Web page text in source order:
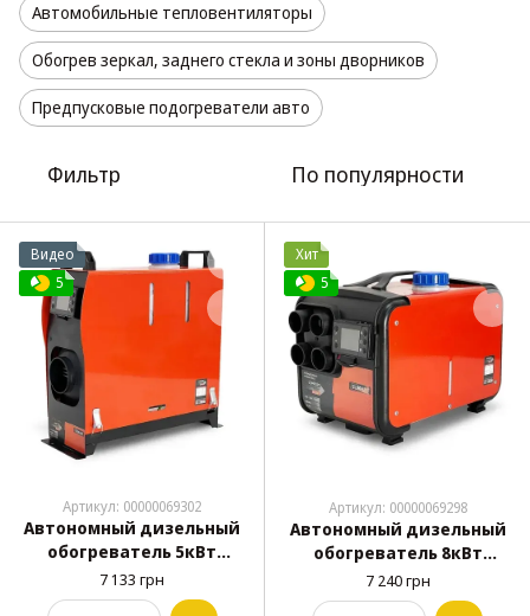
Автомобильные тепловентиляторы
Обогрев зеркал, заднего стекла и зоны дворников
Предпусковые подогреватели авто
Фильтр По популярности
Видео
5
Артикул: 00000069302
Автономный дизельный
обогреватель 5кВт
Elegant 101 601 (12В, 24В,
220В)
7 133 грн
Хит
5
Артикул: 00000069298
Автономный дизельный
обогреватель 8кВт
Elegant 101 600 (12В, 24В,
220В)
7 240 грн